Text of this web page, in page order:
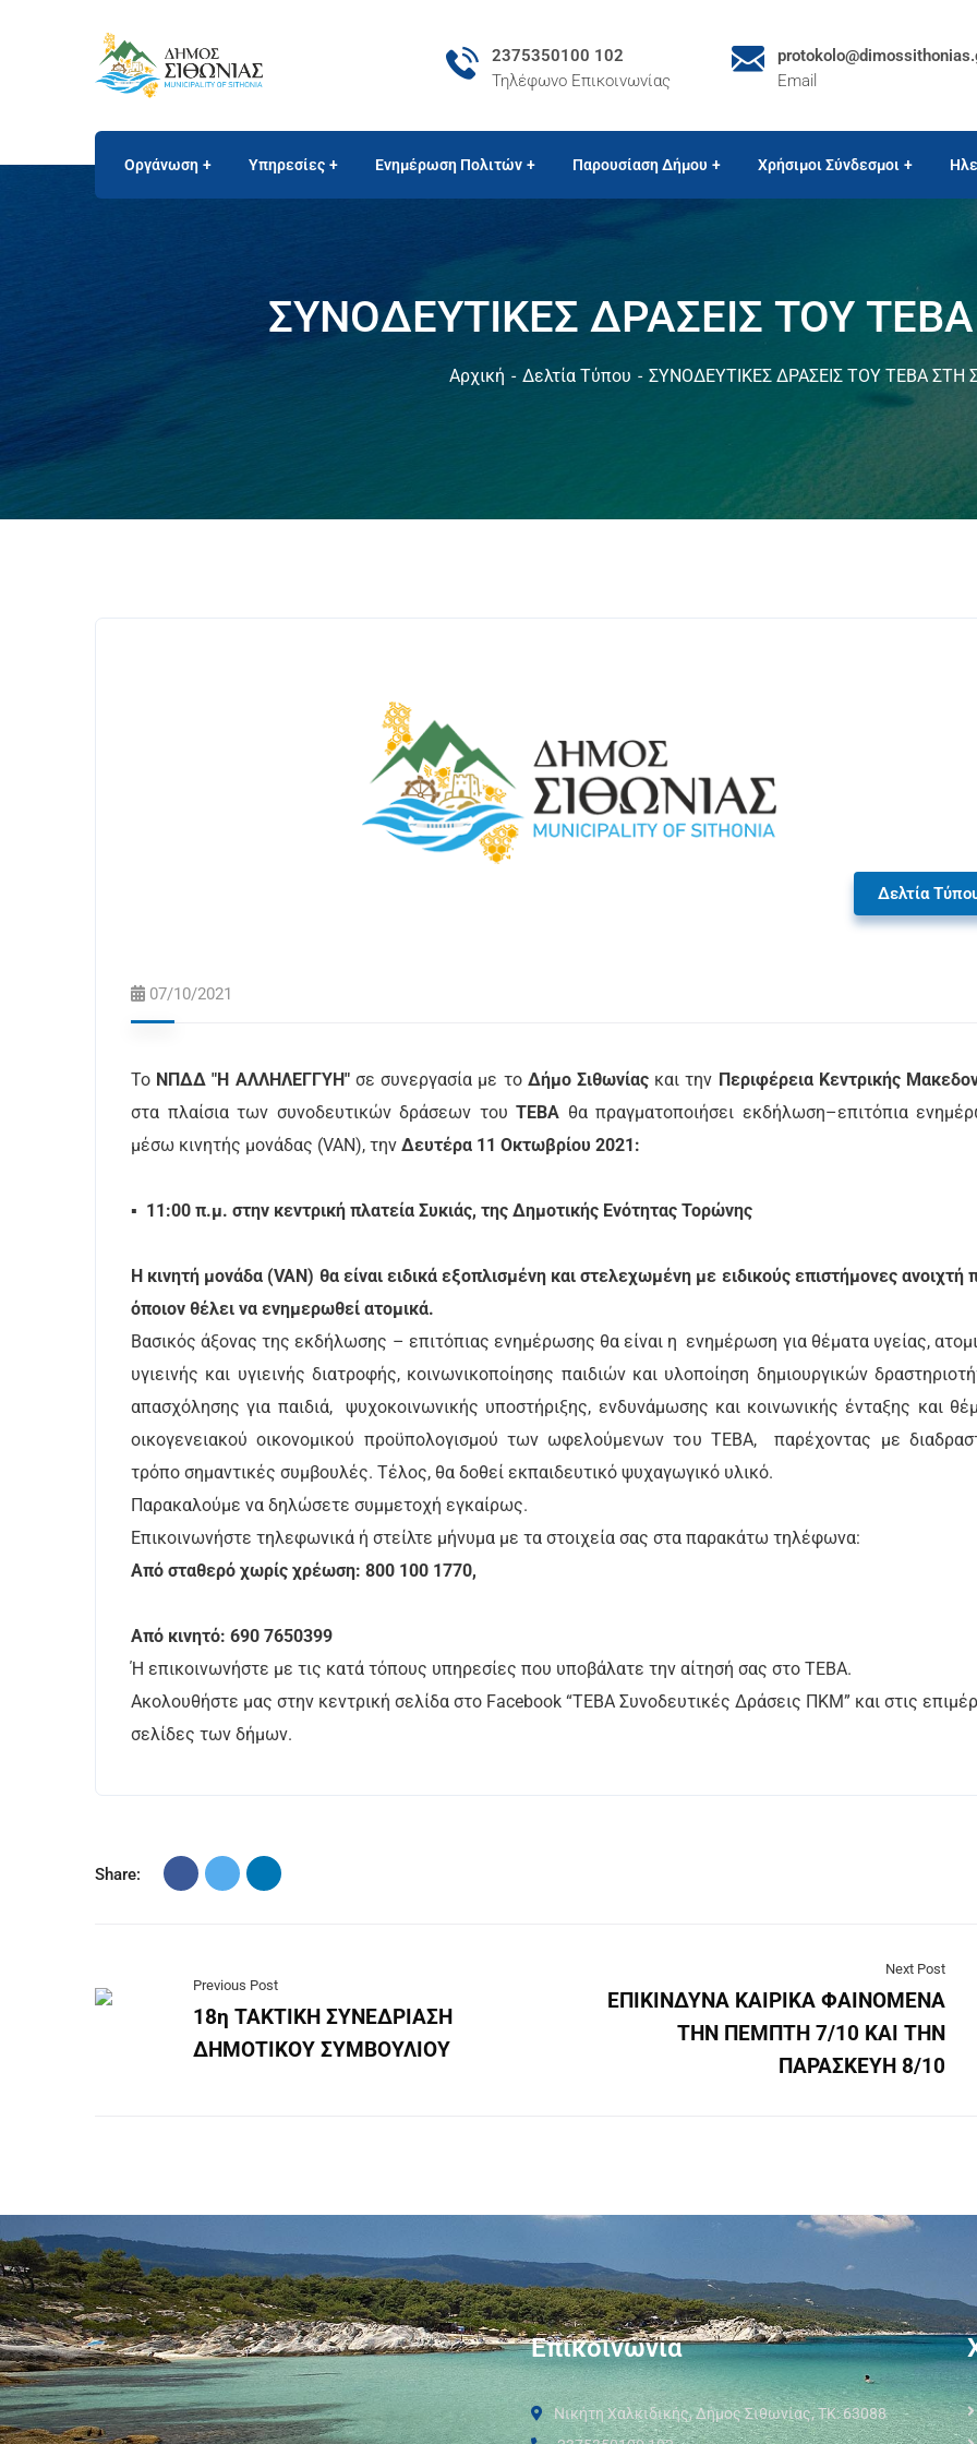
2375350100 102
Τηλέφωνο Επικοινωνίας
Email
Οργάνωση Υπηρεσίες Ενημέρωση Πολιτών Παρουσίαση Δήμου Χρήσιμοι Σύνδεσμοι
ΣΥΝΟΔΕΥΤΙΚΕΣ ΔΡΑΣΕΙΣ ΤΟΥ
Αρχική Δελτία Τύπου ΣΥΝΟΔΕΥΤΙΚΕΣ ΔΡΑΣΕΙΣ ΤΟΥ ΤΕΒΑ ΣΤΗ
Δελτία
07/10/2021
Το ΝΠΔΔ "Η ΑΛΛΗΛΕΓΓΥΗ"σε συνεργασία με τo Δήμο Σιθωνίαςκαι την Περιφέρεια Κεντρικής
στα πλαίσια των συνοδευτικών δράσεων του ΤΕΒΑ θα πραγματοποιήσει εκδήλωση–επιτόπια
μέσω κινητής μονάδας (VAN), την Δευτέρα 11 Οκτωβρίου 2021:
▪ 11:00 π.μ. στην κεντρική πλατεία Συκιάς, της Δημοτικής Ενότητας Τορώνης
Η κινητή μονάδα (VAN) θα είναι ειδικά εξοπλισμένη και στελεχωμένη με ειδικούς επιστήμονες ανοιχτή
όποιον θέλει να ενημερωθεί ατομικά.
Βασικός άξονας της εκδήλωσης – επιτόπιας ενημέρωσης θα είναι η ενημέρωση για θέματα υγείας,
υγιεινής και υγιεινής διατροφής, κοινωνικοποίησης παιδιών και υλοποίηση δημιουργικών
απασχόλησης για παιδιά, ψυχοκοινωνικής υποστήριξης, ενδυνάμωσης και κοινωνικής ένταξης και
οικογενειακού οικονομικού προϋπολογισμού των ωφελούμενων του ΤΕΒΑ, παρέχοντας με
τρόπο σημαντικές συμβουλές. Τέλος, θα δοθεί εκπαιδευτικό ψυχαγωγικό υλικό.
Παρακαλούμε να δηλώσετε συμμετοχή εγκαίρως.
Επικοινωνήστε τηλεφωνικά ή στείλτε μήνυμα με τα στοιχεία σας στα παρακάτω τηλέφωνα:
Από σταθερό χωρίς χρέωση: 800 100 1770,
Από κινητό: 690 7650399
Ή επικοινωνήστε με τις κατά τόπους υπηρεσίες που υποβάλατε την αίτησή σας στο ΤΕΒΑ.
Ακολουθήστε μας στην κεντρική σελίδα στο Facebook “ΤΕΒΑ Συνοδευτικές Δράσεις ΠΚΜ” και στις
σελίδες των δήμων.
Share:
Previous Post
18η ΤΑΚΤΙΚΗ ΣΥΝΕΔΡΙΑΣΗ
ΔΗΜΟΤΙΚΟΥ ΣΥΜΒΟΥΛΙΟΥ
Next Post
ΕΠΙΚΙΝΔΥΝΑ ΚΑΙΡΙΚΑ ΦΑΙΝΟΜΕΝΑ
ΤΗΝ ΠΕΜΠΤΗ 7/10 ΚΑΙ ΤΗΝ
ΠΑΡΑΣΚΕΥΗ 8/10
Επικοινωνία
Νικήτη Χαλκιδικής, Δήμος Σιθωνίας, ΤΚ: 63088